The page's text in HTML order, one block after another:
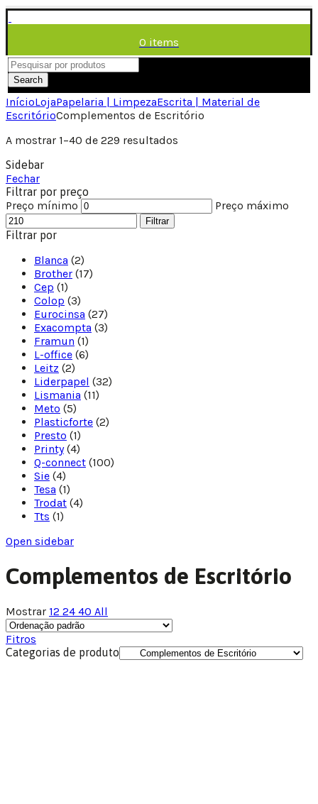
0 items
/ 0,00€
Menu
Search
InícioLojaPapelaria | LimpezaEscrita | Material de
EscritórioComplementos de Escritório
A mostrar 1–40 de 229 resultados
Sidebar
Fechar
Filtrar por preço
Preço mínimo Preço máximo
Filtrar
Filtrar por
Blanca (2)
Brother (17)
Cep (1)
Colop (3)
Eurocinsa (27)
Exacompta (3)
Framun (1)
L-office (6)
Leitz (2)
Liderpapel (32)
Lismania (11)
Meto (5)
Plasticforte (2)
Presto (1)
Printy (4)
Q-connect (100)
Sie (4)
Tesa (1)
Trodat (4)
Tts (1)
Open sidebar
Complementos de Escritório
Mostrar 12 24 40 All
Fitros
Categorias de produto